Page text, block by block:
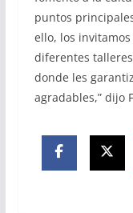
puntos
ello, los
diferentes
donde les
agradables,” dijo